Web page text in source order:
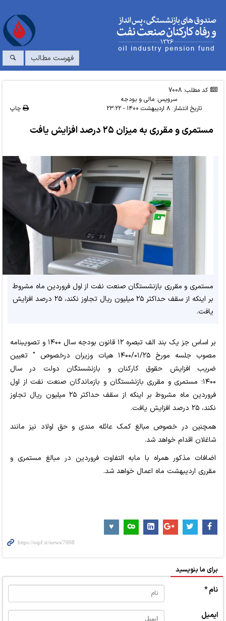
فهرست مطالب
کد مطلب: 7008
سرویس:مالی و بودجه
تاریخ انتشار:۸ اردیبهشت ۱۴۰۰ - ۲۳:۲۲ چاپ
مستمری و مقرری به میزان ۲۵ درصد افزایش یافت
مستمری و مقرری بازنشستگان صنعت نفت از اول فروردین ماه مشروط
بر اینکه از سقف حداکثر ۲۵ میلیون ریال تجاوز نکند، ۲۵ درصد افزایش
یافت.
بر اساس جز یک بند الف تبصره ۱۲ قانون بودجه سال ۱۴۰۰ و تصویبنامه
مصوب جلسه مورخ ۱۴۰۰/۰۱/۲۵ هیات وزیران درخصوص " تعیین
ضریب افزایش حقوق کارکنان و بازنشستگان دولت در سال
۱۴۰۰؛ مستمری و مقرری بازنشستگان و بازماندگان صنعت نفت از اول
فروردین ماه مشروط بر اینکه از سقف حداکثر ۲۵ میلیون ریال تجاوز
نکند، ۲۵ درصد افزایش یافت.
همچنین در خصوص مبالغ کمک عائله مندی و حق اولاد نیز مانند
شاغلان اقدام خواهد شد.
اضافات مذکور همراه با مابه التفاوت فروردین در مبالغ مستمری و
مقرری اردیبهشت ماه اعمال خواهد شد.
برای ما بنویسید
نام *
ایمیل